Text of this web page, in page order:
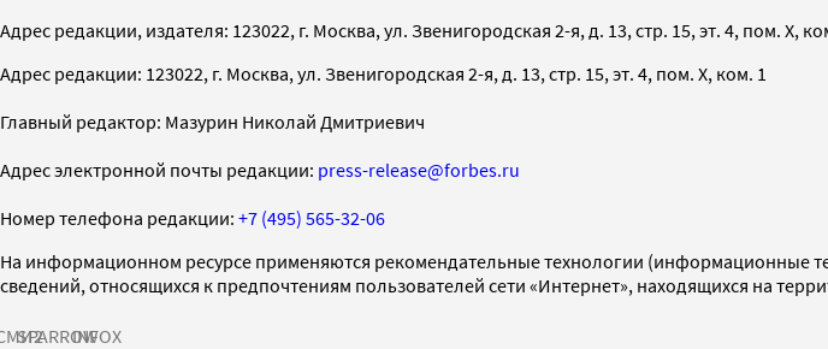
Адрес редакции, издателя: 123022, г. Москва, ул. Звенигородская 2-я, д. 13, стр. 15, эт. 4, пом. X,
Адрес редакции: 123022, г. Москва, ул. Звенигородская 2-я, д. 13, стр. 15, эт. 4, пом. X, ком. 1
Главный редактор: Мазурин Николай Дмитриевич
Адрес электронной почты редакции: press-release@forbes.ru
Номер телефона редакции: +7 (495) 565-32-06
На информационном ресурсе применяются рекомендательные технологии (информационные
сведений, относящихся к предпочтениям пользователей сети «Интернет», находящихся на
SPARROWINFOX